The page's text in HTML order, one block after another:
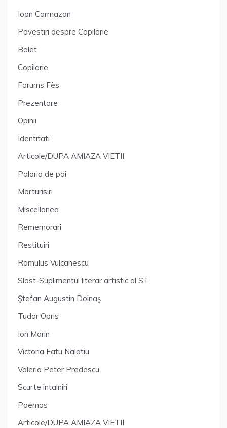
Ioan Carmazan
Povestiri despre Copilarie
Balet
Copilarie
Forums Fès
Prezentare
Opinii
Identitati
Articole/DUPA AMIAZA VIETII
Palaria de pai
Marturisiri
Miscellanea
Rememorari
Restituiri
Romulus Vulcanescu
Slast-Suplimentul literar artistic al ST
Ştefan Augustin Doinaş
Tudor Opris
Ion Marin
Victoria Fatu Nalatiu
Valeria Peter Predescu
Scurte intalniri
Poemas
Articole/DUPA AMIAZA VIETII